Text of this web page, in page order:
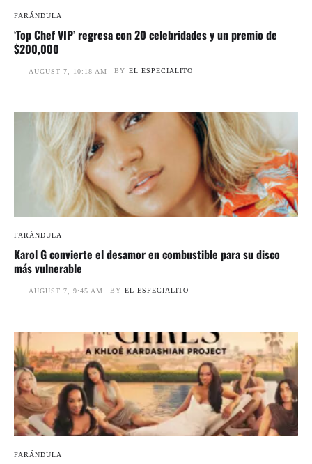
FARÁNDULA
‘Top Chef VIP’ regresa con 20 celebridades y un premio de
$200,000
AUGUST 7, 10:18 AM BY EL ESPECIALITO
FARÁNDULA
Karol G convierte el desamor en combustible para su disco
más vulnerable
AUGUST 7, 9:45 AM BY EL ESPECIALITO
FARÁNDULA